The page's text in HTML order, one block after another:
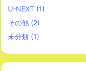
U-NEXT (1)
その他 (2)
未分類 (1)